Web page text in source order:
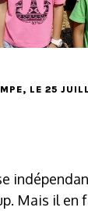
, LE 25
Mais il en